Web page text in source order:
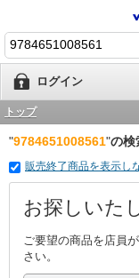
ログイン
トップ
"9784651008561"の検
販売終了商品を表示し
お探しいた
ご要望の商品を店員
さい。